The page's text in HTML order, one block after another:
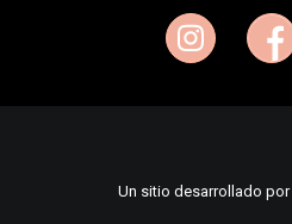
Un sitio desarrollado por